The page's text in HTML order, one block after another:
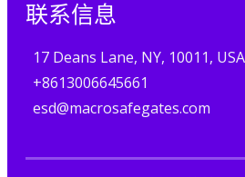
联系信息
17 Deans Lane, NY, 10011, USA
+8613006645661
esd@macrosafegates.com